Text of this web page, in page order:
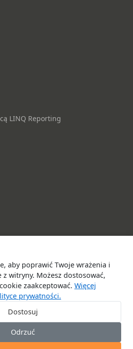
aby poprawić Twoje wrażenia i
witryny. Możesz dostosować,
zaakceptować. Więcej
prywatności.
Dostosuj
Odrzuć
LINQ Reporting